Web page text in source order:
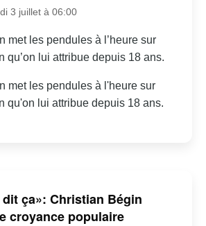
3 juillet à 06:00
met les pendules à l’heure sur
qu’on lui attribue depuis 18 ans.
met les pendules à l'heure sur
qu'on lui attribue depuis 18 ans.
dit ça»: Christian Bégin
croyance populaire